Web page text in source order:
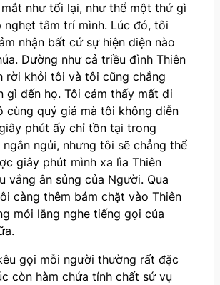
như tối lại, như thể một thứ gì
nghẹt tâm trí mình. Lúc đó, tôi
nhận bất cứ sự hiện diện nào
Dường như cả triều đình Thiên
rời khỏi tôi và tôi cũng chẳng
gì đến họ. Tôi cảm thấy mất đi
cùng quý giá mà tôi không diễn
phút ấy chỉ tồn tại trong
ngắn ngủi, nhưng tôi sẽ chẳng thể
giây phút mình xa lìa Thiên
vắng ân sủng của Người. Qua
càng thêm bám chặt vào Thiên
mỏi lắng nghe tiếng gọi của
gọi mỗi người thường rất đặc
còn hàm chứa tính chất sứ vụ